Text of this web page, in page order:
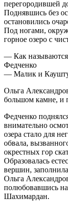
перегородившей
Поднявшись без
остановились
Под ногами,
горное озеро с
— Как
Федченко
— Малик и
Ольга
большом камне, и
Федченко
внимательно
озера стало для
обвала,
окрестных гор
Образовалась
вершин,
Ольга
полюбовавшись
Шахимардан.